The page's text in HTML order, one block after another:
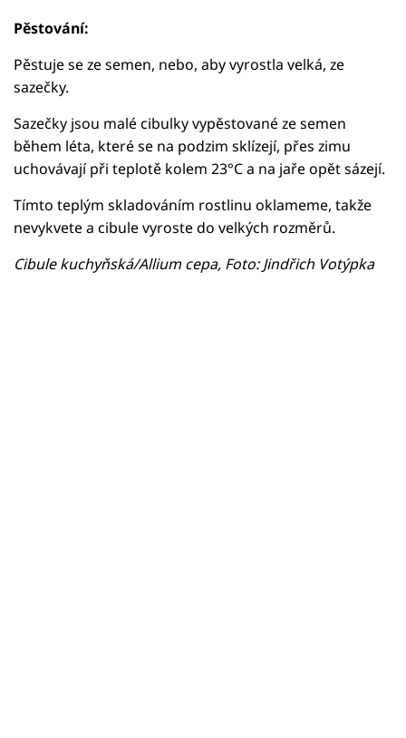
Pěstování:
Pěstuje se ze semen, nebo, aby vyrostla velká, ze
sazečky.
Sazečky jsou malé cibulky vypěstované ze semen
během léta, které se na podzim sklízejí, přes zimu
uchovávají při teplotě kolem 23°C a na jaře opět sázejí.
Tímto teplým skladováním rostlinu oklameme, takže
nevykvete a cibule vyroste do velkých rozměrů.
Cibule kuchyňská/Allium cepa, Foto: Jindřich Votýpka